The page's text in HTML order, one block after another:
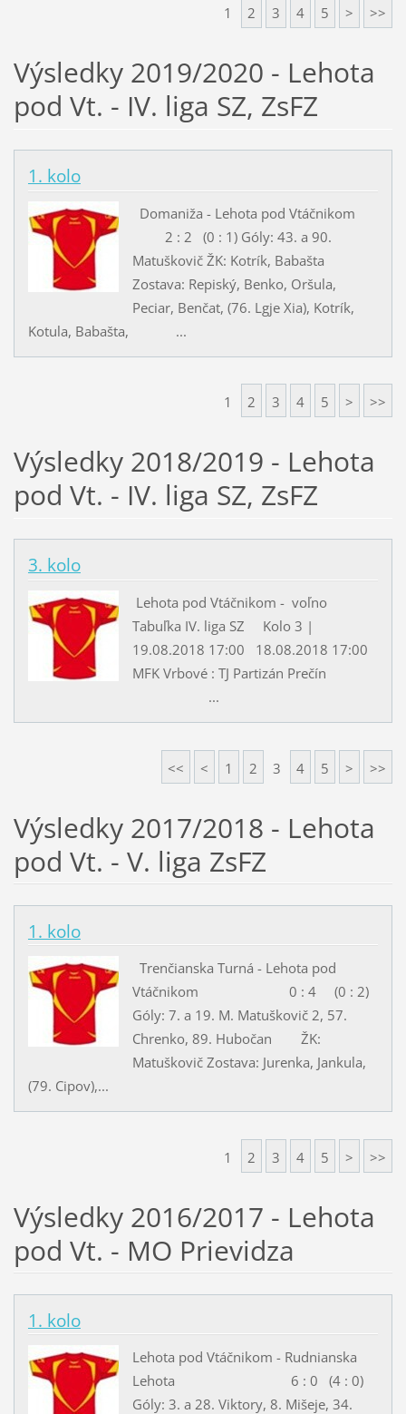
1 2 3 4 5 > >>
Výsledky 2019/2020 - Lehota
pod Vt. - IV. liga SZ, ZsFZ
1. kolo
Domaniža - Lehota pod Vtáčnikom
2 : 2 (0 : 1) Góly: 43. a 90.
Matuškovič ŽK: Kotrík, Babašta
Zostava: Repiský, Benko, Oršula,
Peciar, Benčat, (76. Lgje Xia), Kotrík,
Kotula, Babašta, ...
1 2 3 4 5 > >>
Výsledky 2018/2019 - Lehota
pod Vt. - IV. liga SZ, ZsFZ
3. kolo
Lehota pod Vtáčnikom - voľno
Tabuľka IV. liga SZ Kolo 3 |
19.08.2018 17:00 18.08.2018 17:00
MFK Vrbové : TJ Partizán Prečín
...
<< < 1 2 3 4 5 > >>
Výsledky 2017/2018 - Lehota
pod Vt. - V. liga ZsFZ
1. kolo
Trenčianska Turná - Lehota pod
Vtáčnikom 0 : 4 (0 : 2)
Góly: 7. a 19. M. Matuškovič 2, 57.
Chrenko, 89. Hubočan ŽK:
Matuškovič Zostava: Jurenka, Jankula,
(79. Cipov),...
1 2 3 4 5 > >>
Výsledky 2016/2017 - Lehota
pod Vt. - MO Prievidza
1. kolo
Lehota pod Vtáčnikom - Rudnianska
Lehota 6 : 0 (4 : 0)
Góly: 3. a 28. Viktory, 8. Mišeje, 34.